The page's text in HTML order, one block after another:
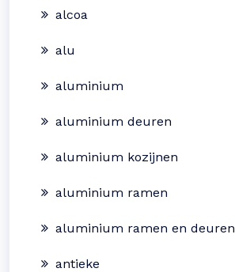
alcoa
alu
aluminium
aluminium deuren
aluminium kozijnen
aluminium ramen
aluminium ramen en deuren
antieke